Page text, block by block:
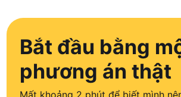
Bắt đầu bằng
phương án thật
Mất khoảng 2 phút để biết mình